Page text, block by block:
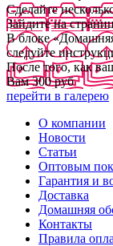
Сделайте
Зайдите на
В блоке
следуйте
После того, как
Вам 300 руб
перейти в галерею
О компании
Новости
Статьи
Оптовым
Гарантия и
Доставка
Домашняя
Контакты
Правила